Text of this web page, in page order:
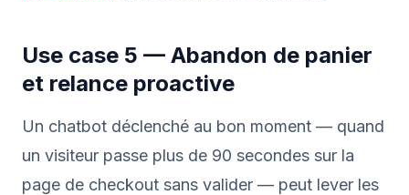
Use case 5 — Abandon de panier
et relance proactive
Un chatbot déclenché au bon moment — quand
un visiteur passe plus de 90 secondes sur la
page de checkout sans valider — peut lever les